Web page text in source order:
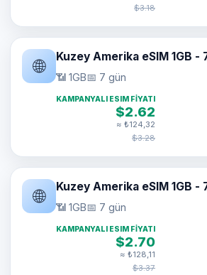
$3.18
🌐 Kuzey Amerika eSIM 1GB -
📶 1GB📅 7 gün
KAMPANYALI ESIM FIYATI
$2.62
≈ ₺124,32
$3.28
🌐 Kuzey Amerika eSIM 1GB -
📶 1GB📅 7 gün
KAMPANYALI ESIM FIYATI
$2.70
≈ ₺128,11
$3.37